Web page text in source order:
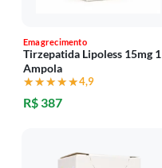
Emagrecimento
Tirzepatida Lipoless 15mg 1
Ampola
★★★★★
★★★★★4,9
R$ 387